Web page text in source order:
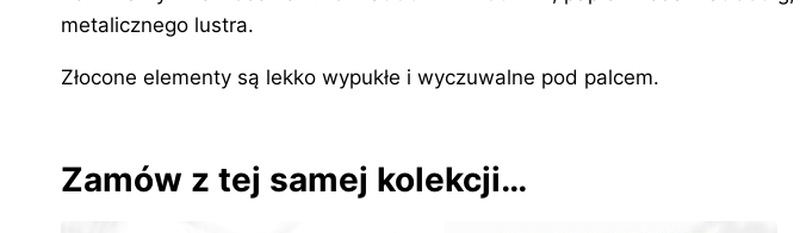
metalicznego lustra.
Złocone elementy są lekko wypukłe i wyczuwalne pod palcem.
Zamów z tej samej kolekcji…